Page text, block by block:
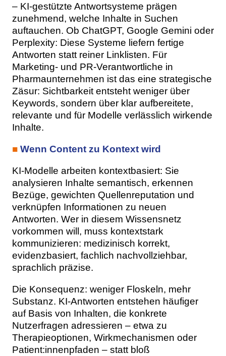
– KI-gestützte Antwortsysteme prägen
zunehmend, welche Inhalte in Suchen
auftauchen. Ob ChatGPT, Google Gemini oder
Perplexity: Diese Systeme liefern fertige
Antworten statt reiner Linklisten. Für
Marketing- und PR-Verantwortliche in
Pharmaunternehmen ist das eine strategische
Zäsur: Sichtbarkeit entsteht weniger über
Keywords, sondern über klar aufbereitete,
relevante und für Modelle verlässlich wirkende
Inhalte.
■ Wenn Content zu Kontext wird
KI-Modelle arbeiten kontextbasiert: Sie
analysieren Inhalte semantisch, erkennen
Bezüge, gewichten Quellenreputation und
verknüpfen Informationen zu neuen
Antworten. Wer in diesem Wissensnetz
vorkommen will, muss kontextstark
kommunizieren: medizinisch korrekt,
evidenzbasiert, fachlich nachvollziehbar,
sprachlich präzise.
Die Konsequenz: weniger Floskeln, mehr
Substanz. KI-Antworten entstehen häufiger
auf Basis von Inhalten, die konkrete
Nutzerfragen adressieren – etwa zu
Therapieoptionen, Wirkmechanismen oder
Patient:innenpfaden – statt bloß